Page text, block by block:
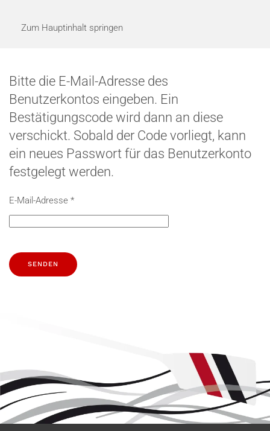
Zum Hauptinhalt springen
Bitte die E-Mail-Adresse des
Benutzerkontos eingeben. Ein
Bestätigungscode wird dann an diese
verschickt. Sobald der Code vorliegt, kann
ein neues Passwort für das Benutzerkonto
festgelegt werden.
E-Mail-Adresse *
SENDEN